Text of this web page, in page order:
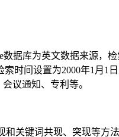
据库为英文数据来源，
索时间设置为2000年1月1
议通知、专利等。
和关键词共现、突现等方